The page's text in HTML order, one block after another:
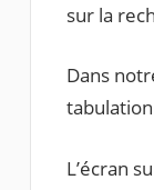
sur la
Dans
L’écran